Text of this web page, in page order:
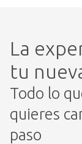
La
tu
Todo lo
quieres
paso